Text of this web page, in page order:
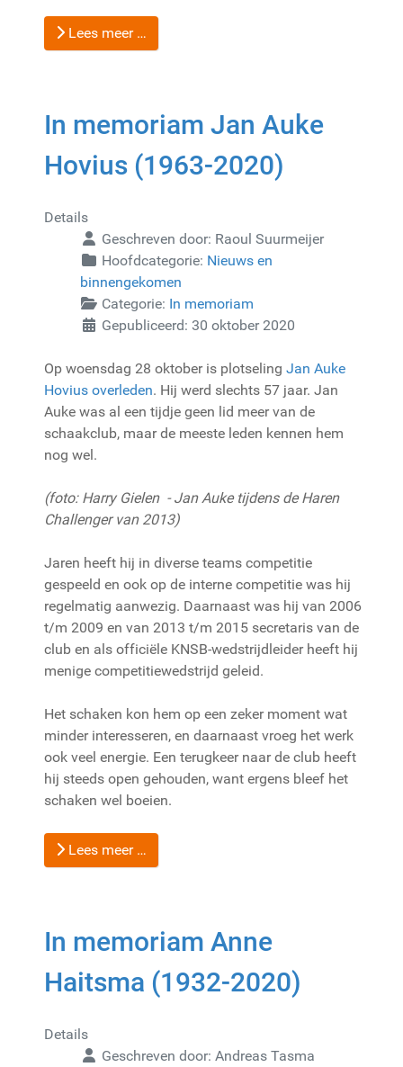
Lees meer …
In memoriam Jan Auke
Hovius (1963-2020)
Details
Geschreven door: Raoul Suurmeijer
Hoofdcategorie: Nieuws en
binnengekomen
Categorie: In memoriam
Gepubliceerd: 30 oktober 2020
Op woensdag 28 oktober is plotseling Jan Auke
Hovius overleden. Hij werd slechts 57 jaar. Jan
Auke was al een tijdje geen lid meer van de
schaakclub, maar de meeste leden kennen hem
nog wel.
(foto: Harry Gielen - Jan Auke tijdens de Haren
Challenger van 2013)
Jaren heeft hij in diverse teams competitie
gespeeld en ook op de interne competitie was hij
regelmatig aanwezig. Daarnaast was hij van 2006
t/m 2009 en van 2013 t/m 2015 secretaris van de
club en als officiële KNSB-wedstrijdleider heeft hij
menige competitiewedstrijd geleid.
Het schaken kon hem op een zeker moment wat
minder interesseren, en daarnaast vroeg het werk
ook veel energie. Een terugkeer naar de club heeft
hij steeds open gehouden, want ergens bleef het
schaken wel boeien.
Lees meer …
In memoriam Anne
Haitsma (1932-2020)
Details
Geschreven door: Andreas Tasma